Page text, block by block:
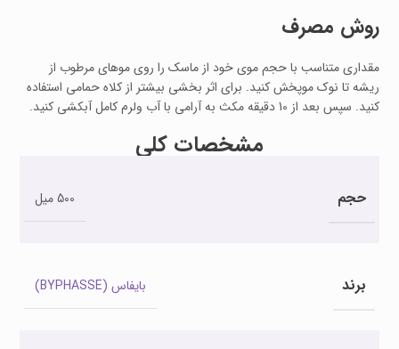
روش مصرف
مقداری متناسب با حجم موی خود از ماسک را روی موهای مرطوب از
ریشه تا نوک موپخش کنید. برای اثر بخشی بیشتر از کلاه حمامی استفاده
کنید. سپس بعد از 10 دقیقه مکث به آرامی با آب ولرم کامل آبکشی کنید.
مشخصات کلی
حجم 500 میل
برند بایفاس (BYPHASSE)